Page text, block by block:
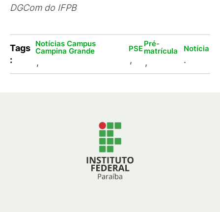
DGCom do IFPB
Tags
:
Notícias Campus
Campina Grande
,
PSE
,
Pré-
matrícula
,
Notícia
.